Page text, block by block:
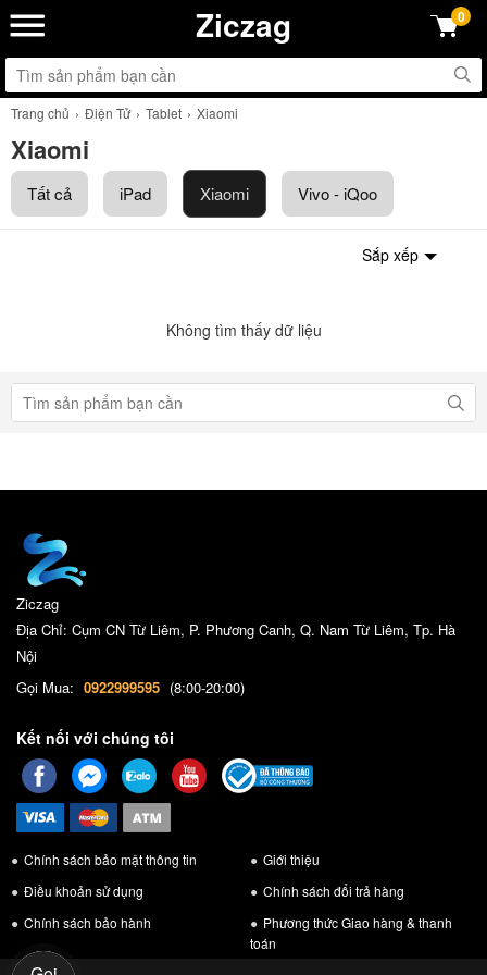
Ziczag 0
Trang chủ Điện Tử Tablet Xiaomi
Xiaomi
Tất cả iPad Xiaomi Vivo - iQoo
Sắp xếp
Không tìm thấy dữ liệu
Ziczag
Địa Chỉ: Cụm CN Từ Liêm, P. Phương Canh, Q. Nam Từ Liêm, Tp. Hà
Nội
Gọi Mua: 0922999595 (8:00-20:00)
Kết nối với chúng tôi
Chính sách bảo mật thông tin
Giới thiệu
Điều khoản sử dụng
Chính sách đổi trả hàng
Chính sách bảo hành
Phương thức Giao hàng & thanh
toán